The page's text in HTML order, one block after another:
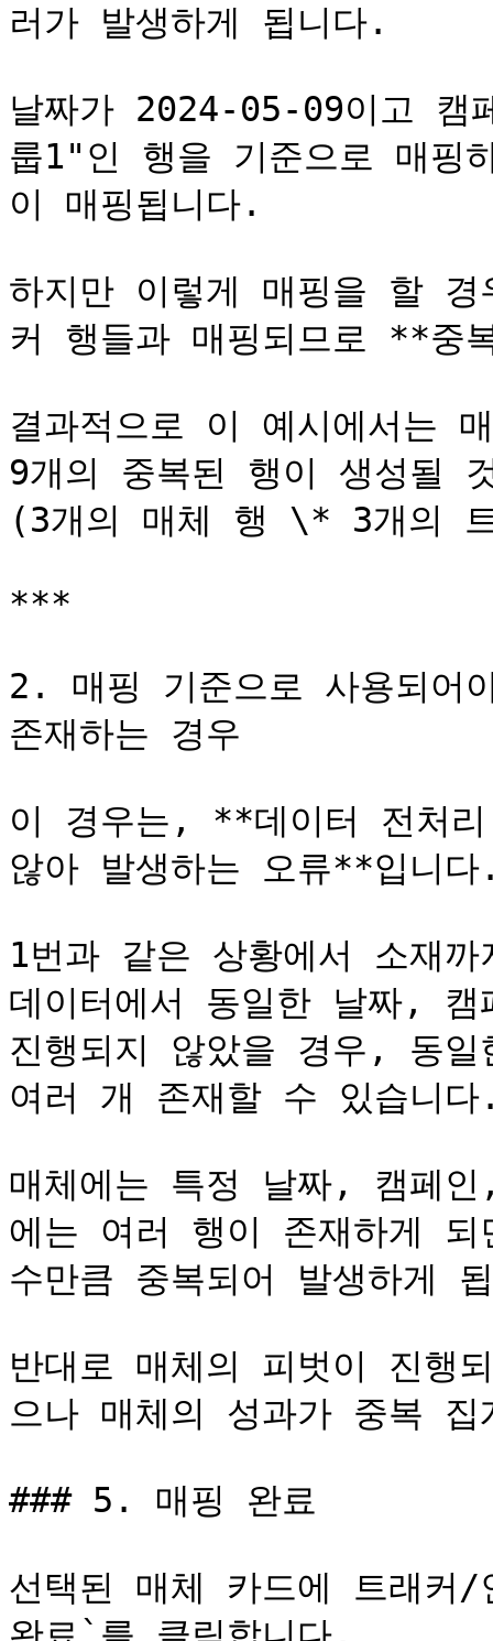
러가 발생하게 됩니다.
날짜가 2024-05-09이고 캠
룹1"인 행을 기준으로 매핑
이 매핑됩니다.
하지만 이렇게 매핑을 할
커 행들과 매핑되므로 **중
결과적으로 이 예시에서는
9개의 중복된 행이 생성될
(3개의 매체 행 \* 3개의
***
2. 매핑 기준으로 사용되어
존재하는 경우
이 경우는, **데이터 전처
않아 발생하는 오류**입니
1번과 같은 상황에서 소재
데이터에서 동일한 날짜,
진행되지 않았을 경우, 동
여러 개 존재할 수 있습니
매체에는 특정 날짜, 캠페
에는 여러 행이 존재하게
수만큼 중복되어 발생하게
반대로 매체의 피벗이 진행
으나 매체의 성과가 중복
### 5. 매핑 완료
선택된 매체 카드에 트래커